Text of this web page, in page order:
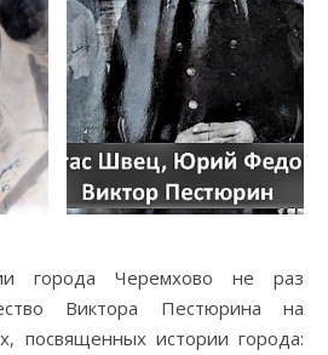
города Черемхово не раз
Виктора Пестюрина на
посвященных истории города: